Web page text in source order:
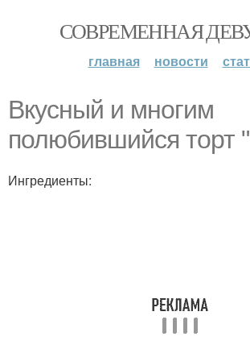
СОВРЕМЕННАЯ
главная новости
Вкусный и многим
полюбившийся торт
Ингредиенты: